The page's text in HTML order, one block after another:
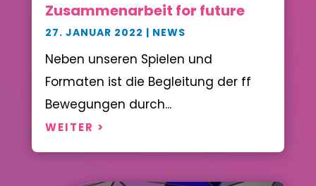
Zusammenarbeit for future
27. JANUAR 2022 | NEWS
Neben unseren Spielen und
Formaten ist die Begleitung der ff
Bewegungen durch...
WEITER >